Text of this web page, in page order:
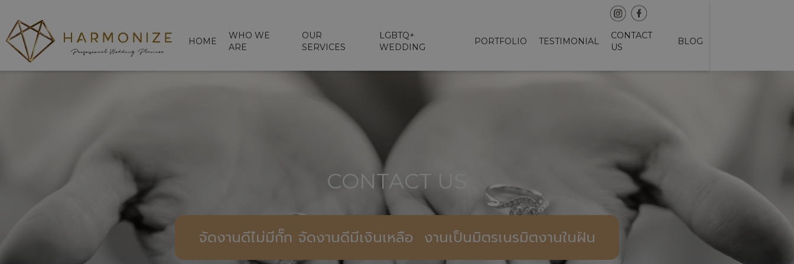
HOME
WHO WE
ARE
OUR
SERVICES
LGBTQ+
WEDDING
PORTFOLIO TESTIMONIAL
CONTACT
US
BLOG
CONTACT US
จัดงานดีไม่มีกั๊ก จัดงานดีมีเงินเหลือ งานเป็นมิตรเนรมิตงานในฝัน